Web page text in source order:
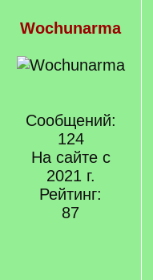
Wochunarma
Сообщений:
124
На сайте с
2021 г.
Рейтинг:
87